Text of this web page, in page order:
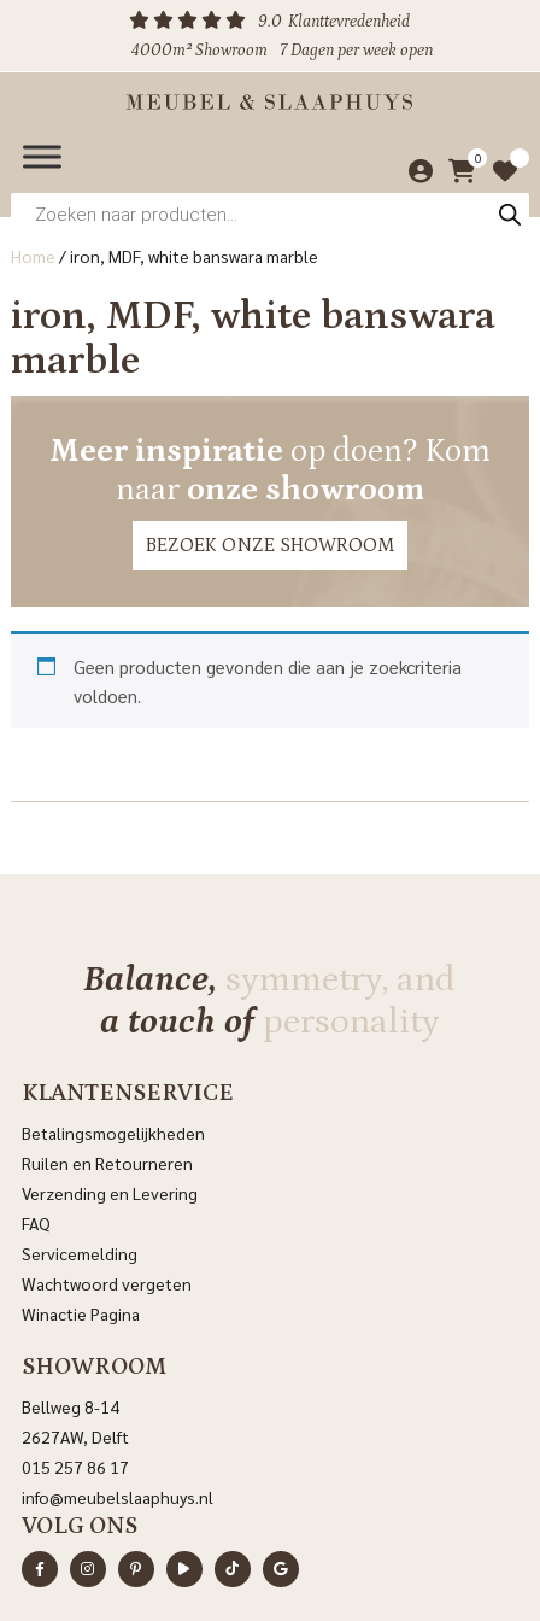
9.0 Klanttevredenheid
4000m² Showroom
7 Dagen per week open
0
Producten
zoeken
Home /iron, MDF, white banswara marble
iron, MDF, white banswara
marble
Meer inspiratie op doen? Kom
naar onze showroom
BEZOEK ONZE SHOWROOM
Geen producten gevonden die aan je zoekcriteria
voldoen.
Balance, symmetry, and
a touch ofpersonality
KLANTENSERVICE
Betalingsmogelijkheden
Ruilen en Retourneren
Verzending en Levering
FAQ
Servicemelding
Wachtwoord vergeten
Winactie Pagina
SHOWROOM
Bellweg 8-14
2627AW, Delft
015 257 86 17
info@meubelslaaphuys.nl
VOLG ONS